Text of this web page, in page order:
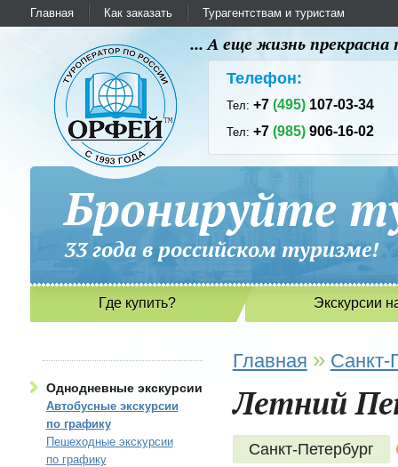
Главная Как заказать Турагентствам и туристам
... А еще жизнь
Телефон:
Тел:+7(495) 107-03-34
Тел:+7(985) 906-16-02
Бронируйте
33 года в российском
Где купить? Экскурсии
Однодневные экскурсии
Автобусные экскурсии
по графику
Пешеходные экскурсии
по графику
Главная » Санкт-
Летний
Санкт-Петербург